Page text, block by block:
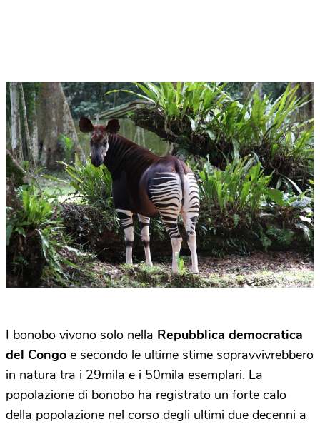
I bonobo vivono solo nella Repubblica democratica
del Congo e secondo le ultime stime sopravvivrebbero
in natura tra i 29mila e i 50mila esemplari. La
popolazione di bonobo ha registrato un forte calo
della popolazione nel corso degli ultimi due decenni a